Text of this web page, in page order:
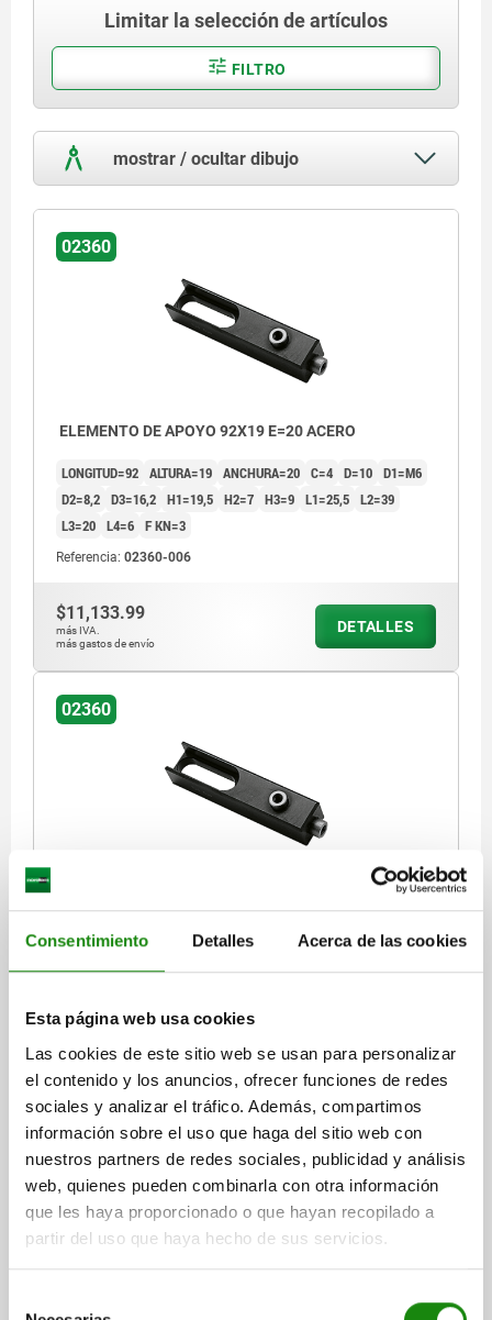
Consentimiento Detalles Acerca de las cookies
Esta página web usa cookies
Las cookies de este sitio web se usan para personalizar
el contenido y los anuncios, ofrecer funciones de redes
sociales y analizar el tráfico. Además, compartimos
información sobre el uso que haga del sitio web con
nuestros partners de redes sociales, publicidad y análisis
web, quienes pueden combinarla con otra información
que les haya proporcionado o que hayan recopilado a
partir del uso que haya hecho de sus servicios.
Limitar la selección de artículos
FILTRO
mostrar / ocultar dibujo
1) Tornillo de ajuste
02360
ELEMENTO DE APOYO 92X19 E=20 ACERO
LONGITUD=92 ALTURA=19 ANCHURA=20 C=4 D=10 D1=M6
D2=8,2 D3=16,2 H1=19,5 H2=7 H3=9 L1=25,5 L2=39
L3=20 L4=6 F KN=3
Referencia: 02360-006
$11,133.99
más IVA.
más gastos de envío
DETALLES
02360
LONGITUD=149 ALTURA=30 ANCHURA=30 C=6 D=16
Referencia:02360-010
$12,448.46
más gastos de envío
DETALLES
DETALLES